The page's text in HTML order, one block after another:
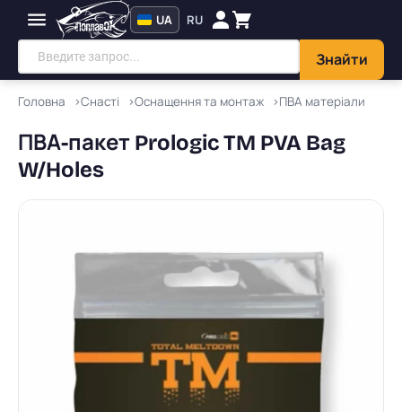
Знайти
UA RU
Головна Снасті Оснащення та монтаж ПВА матеріали
ПВА-пакет Prologic TM PVA Bag
W/Holes